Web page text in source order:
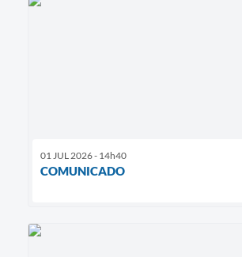
01 JUL 2026 - 14h40
COMUNICADO